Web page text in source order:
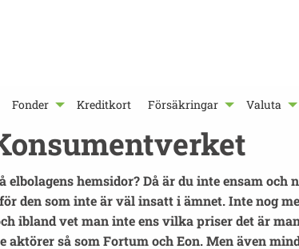
Fonder Kreditkort Försäkringar Valuta
hemsidor? Då är du inte ensam
den som inte är väl insatt i ämnet. Inte nog
ibland vet man inte ens vilka priser det är
aktörer så som Fortum och Eon. Men även